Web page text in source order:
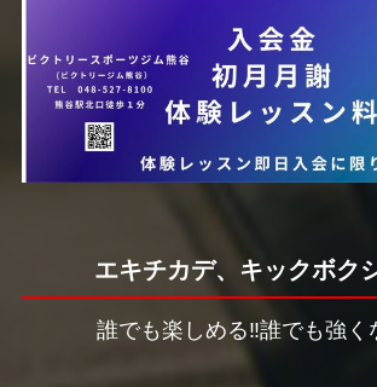
エキチカデ、キックボク
誰でも楽しめる‼️誰でも強く